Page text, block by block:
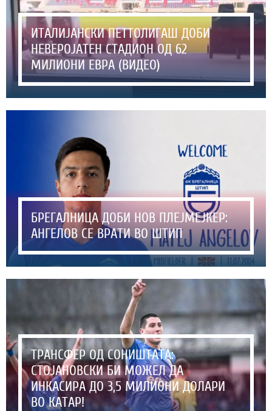
ИТАЛИЈАНСКИ ПЕТТОЛИГАШ ДОБИ
НЕВЕРОЈАТЕН СТАДИОН ОД 62
МИЛИОНИ ЕВРА (ВИДЕО)
БРЕГАЛНИЦА ДОБИ НОВ ПЛЕЈМЕЈКЕР:
АНГЕЛОВ СЕ ВРАТИ ВО ШТИП
ТРАНСФЕР ОД СОНИШТАТА:
СТОЈАНОВСКИ БИ МОЖЕЛ ДА
ИНКАСИРА ДО 3,5 МИЛИОНИ ДОЛАРИ
ВО КАТАР!